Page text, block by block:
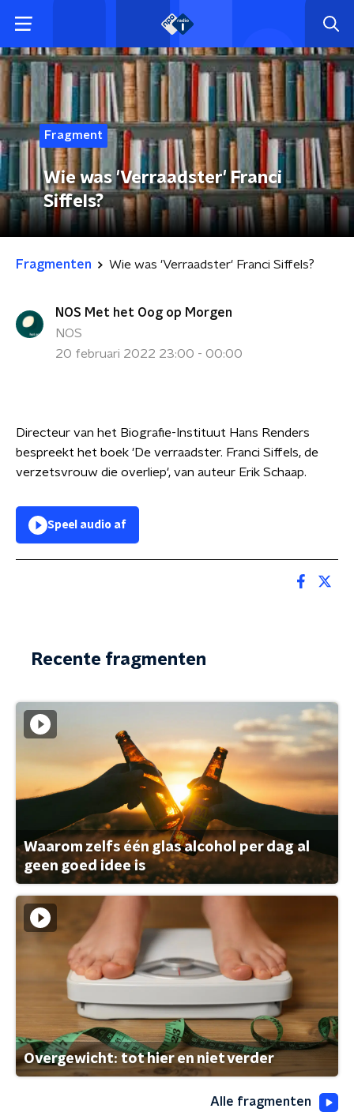
Fragment
Wie was 'Verraadster' Franci
Siffels?
Fragmenten Wie was 'Verraadster' Franci Siffels?
NOS Met het Oog op Morgen
NOS
20 februari 2022 23:00 - 00:00
Directeur van het Biografie-Instituut Hans Renders
bespreekt het boek 'De verraadster. Franci Siffels, de
verzetsvrouw die overliep', van auteur Erik Schaap.
Speel audio af
Recente fragmenten
Waarom zelfs één glas alcohol per dag al
geen goed idee is
Overgewicht: tot hier en niet verder
Alle fragmenten